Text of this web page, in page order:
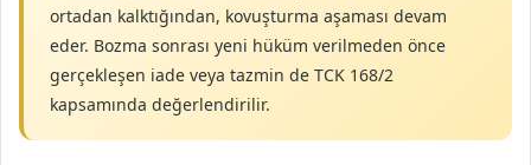
ortadan kalktığından, kovuşturma aşaması devam
eder. Bozma sonrası yeni hüküm verilmeden önce
gerçekleşen iade veya tazmin de TCK 168/2
kapsamında değerlendirilir.